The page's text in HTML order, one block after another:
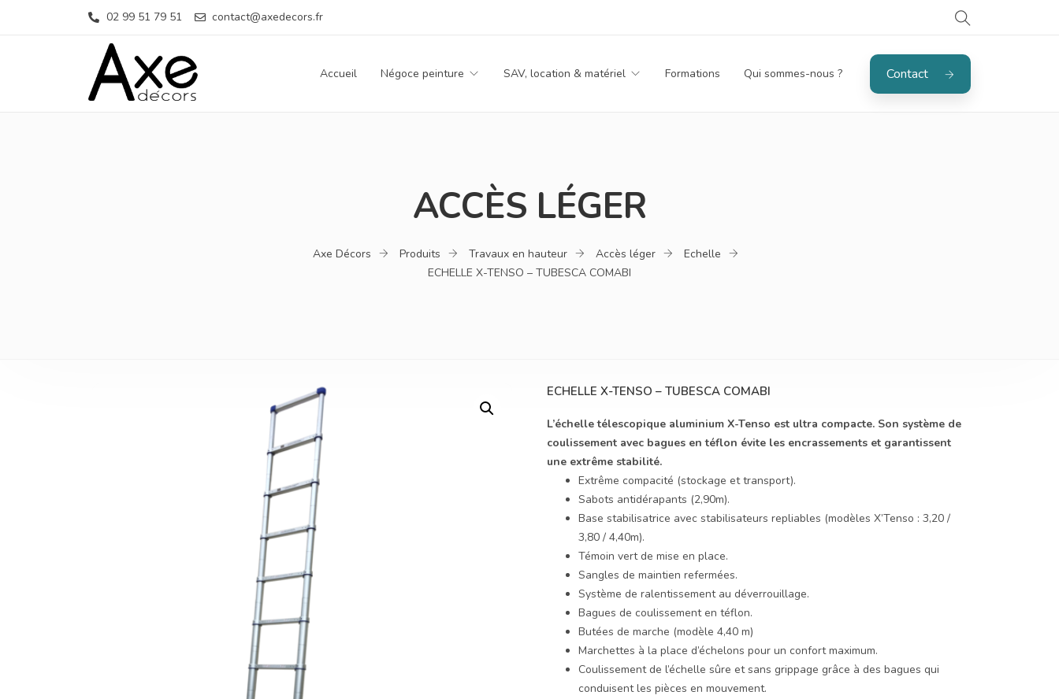
02 99 51 79 51 contact@axedecors.fr
Accueil Négoce peinture SAV, location & matériel Formations Qui sommes-nous ? Contact
ACCÈS LÉGER
Axe Décors Produits Travaux en hauteur Accès léger
Echelle
ECHELLE X-TENSO – TUBESCA COMABI
ECHELLE X-TENSO – TUBESCA COMABI
L’échelle télescopique aluminium X-Tenso est ultra compacte. Son système de
coulissement avec bagues en téflon évite les encrassements et garantissent
une extrême stabilité.
Extrême compacité (stockage et transport).
Sabots antidérapants (2,90m).
Base stabilisatrice avec stabilisateurs repliables (modèles X’Tenso : 3,20 /
3,80 / 4,40m).
Témoin vert de mise en place.
Sangles de maintien refermées.
Système de ralentissement au déverrouillage.
Bagues de coulissement en téflon.
Butées de marche (modèle 4,40 m)
Marchettes à la place d’échelons pour un confort maximum.
Coulissement de l’échelle sûre et sans grippage grâce à des bagues qui
conduisent les pièces en mouvement.